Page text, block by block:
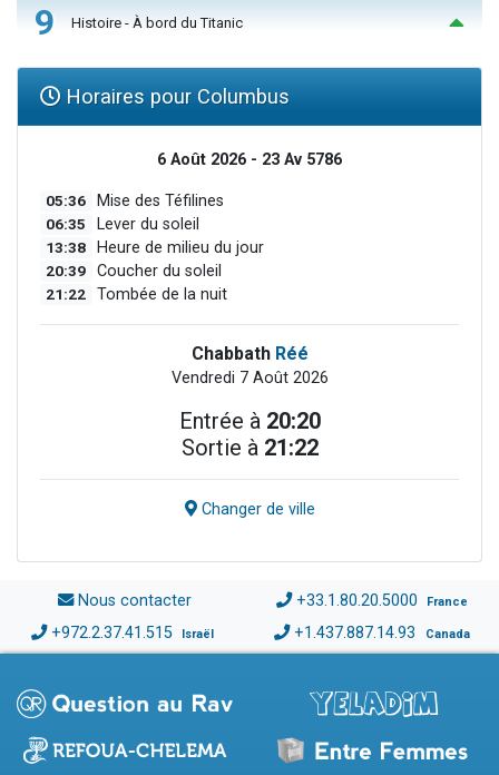
9 Histoire - À bord du Titanic
Horaires pour Columbus
6 Août 2026 - 23 Av 5786
05:36 Mise des Téfilines
06:35 Lever du soleil
13:38 Heure de milieu du jour
20:39 Coucher du soleil
21:22 Tombée de la nuit
Chabbath Réé
Vendredi 7 Août 2026
Entrée à 20:20
Sortie à 21:22
Changer de ville
Nous contacter +33.1.80.20.5000 France
+972.2.37.41.515 Israël +1.437.887.14.93 Canada